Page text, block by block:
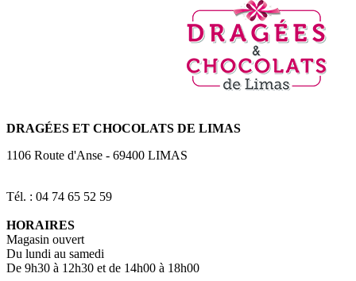
DRAGÉES ET CHOCOLATS DE LIMAS
1106 Route d'Anse - 69400 LIMAS
Tél. : 04 74 65 52 59
HORAIRES
Magasin ouvert
Du lundi au samedi
De 9h30 à 12h30 et de 14h00 à 18h00